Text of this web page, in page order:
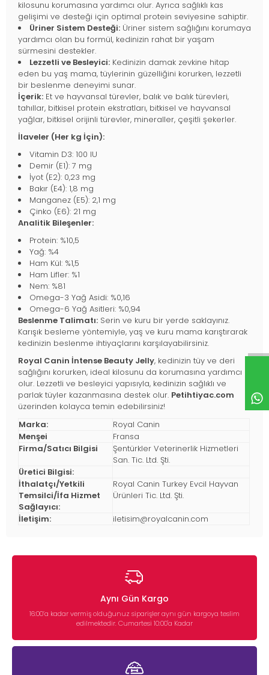
kilosunu korumasına yardımcı olur. Ayrıca sağlıklı kas
gelişimi ve desteği için optimal protein seviyesine sahiptir.
Üriner Sistem Desteği: Üriner sistem sağlığını korumaya
yardımcı olan bu formül, kedinizin rahat bir yaşam
sürmesini destekler.
Lezzetli ve Besleyici: Kedinizin damak zevkine hitap
eden bu yaş mama, tüylerinin güzelliğini korurken, lezzetli
bir beslenme deneyimi sunar.
İçerik: Et ve hayvansal türevler, balık ve balık türevleri,
tahıllar, bitkisel protein ekstratları, bitkisel ve hayvansal
yağlar, bitkisel orijinli türevler, mineraller, çeşitli şekerler.
İlaveler (Her kg İçin):
Vitamin D3: 100 IU
Demir (E1): 7 mg
İyot (E2): 0,23 mg
Bakır (E4): 1,8 mg
Manganez (E5): 2,1 mg
Çinko (E6): 21 mg
Analitik Bileşenler:
Protein: %10,5
Yağ: %4
Ham Kül: %1,5
Ham Lifler: %1
Nem: %81
Omega-3 Yağ Asidi: %0,16
Omega-6 Yağ Asitleri: %0,94
Beslenme Talimatı: Serin ve kuru bir yerde saklayınız.
Karışık besleme yöntemiyle, yaş ve kuru mama karıştırarak
kedinizin beslenme ihtiyaçlarını karşılayabilirsiniz.
Royal Canin İntense Beauty Jelly, kedinizin tüy ve deri
sağlığını korurken, ideal kilosunu da korumasına yardımcı
olur. Lezzetli ve besleyici yapısıyla, kedinizin sağlıklı ve
parlak tüyler kazanmasına destek olur. Petihtiyac.com
üzerinden kolayca temin edebilirsiniz!
Marka:
Royal Canin
Menşei
Fransa
Firma/Satıcı Bilgisi
Şentürkler Veterinerlik Hizmetleri
San. Tic. Ltd. Şti.
Üretici Bilgisi:
İthalatçı/Yetkili
Temsilci/İfa Hizmet
Sağlayıcı:
Royal Canin Turkey Evcil Hayvan
Ürünleri Tic. Ltd. Şti.
İletişim: iletisim@royalcanin.com
Aynı Gün Kargo
16:00’a kadar vermiş olduğunuz siparişler aynı gün kargoya teslim
edilmektedir. Cumartesi 10:00'a Kadar